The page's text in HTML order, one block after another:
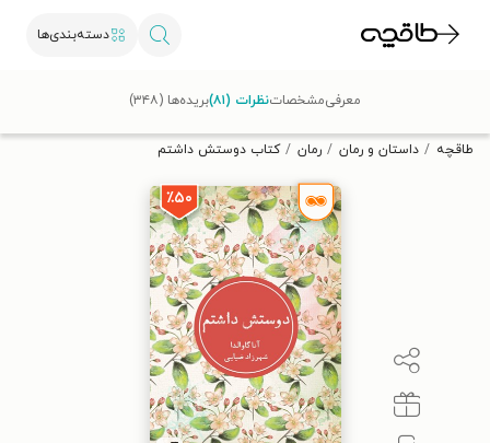
دسته‌بندی‌ها
تخفیف از طاقچه دریافت کن.
طاقچه داستان و رمان رمان کتاب دوستش داشتم
٪۵۰
معرفیمشخصاتنظرات (۸۱) بریده‌ها (۳۴۸)